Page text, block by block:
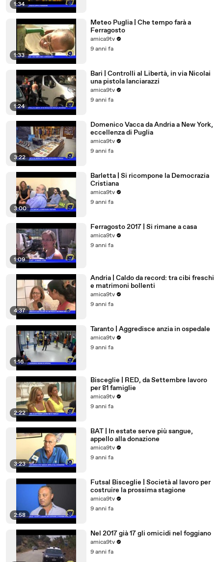
1:34
1:33
Meteo Puglia | Che tempo farà a
Ferragosto
amica9tv
9 anni fa
1:24
Bari | Controlli al Libertà, in via Nicolai
una pistola lanciarazzi
amica9tv
9 anni fa
3:22
Domenico Vacca da Andria a New York,
eccellenza di Puglia
amica9tv
9 anni fa
3:00
Barletta | Si ricompone la Democrazia
Cristiana
amica9tv
9 anni fa
1:09
Ferragosto 2017 | Si rimane a casa
amica9tv
9 anni fa
4:37
Andria | Caldo da record: tra cibi freschi
e matrimoni bollenti
amica9tv
9 anni fa
1:16
Taranto | Aggredisce anzia in ospedale
amica9tv
9 anni fa
2:22
Bisceglie | RED, da Settembre lavoro
per 81 famiglie
amica9tv
9 anni fa
3:23
BAT | In estate serve più sangue,
appello alla donazione
amica9tv
9 anni fa
2:58
Futsal Bisceglie | Società al lavoro per
costruire la prossima stagione
amica9tv
9 anni fa
Nel 2017 già 17 gli omicidi nel foggiano
amica9tv
9 anni fa